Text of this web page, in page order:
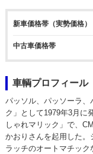
新車価格帯（実勢価格）
中古車価格帯
車輌プロフィール
パッソル、パッソーラ、
ク」として1979年3月に
しゃれマリック」で、
かおりさんを起用した。
ラッチのオートマチック